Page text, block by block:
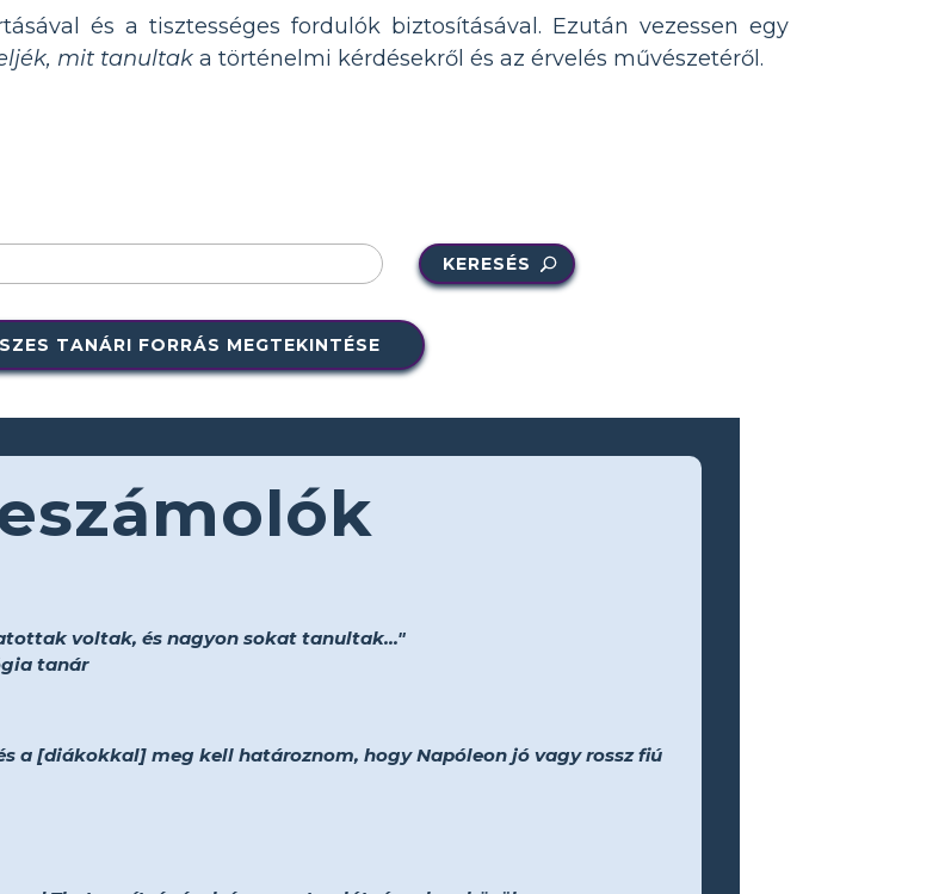
és a tisztességes fordulók biztosításával. Ezután vezessen egy
mit tanultak a történelmi kérdésekről és az érvelés művészetéről.
KERESÉS
TANÁRI FORRÁS MEGTEKINTÉSE
voltak, és nagyon sokat tanultak..."
tanár
a [diákokkal] meg kell határoznom, hogy Napóleon jó vagy rossz fiú